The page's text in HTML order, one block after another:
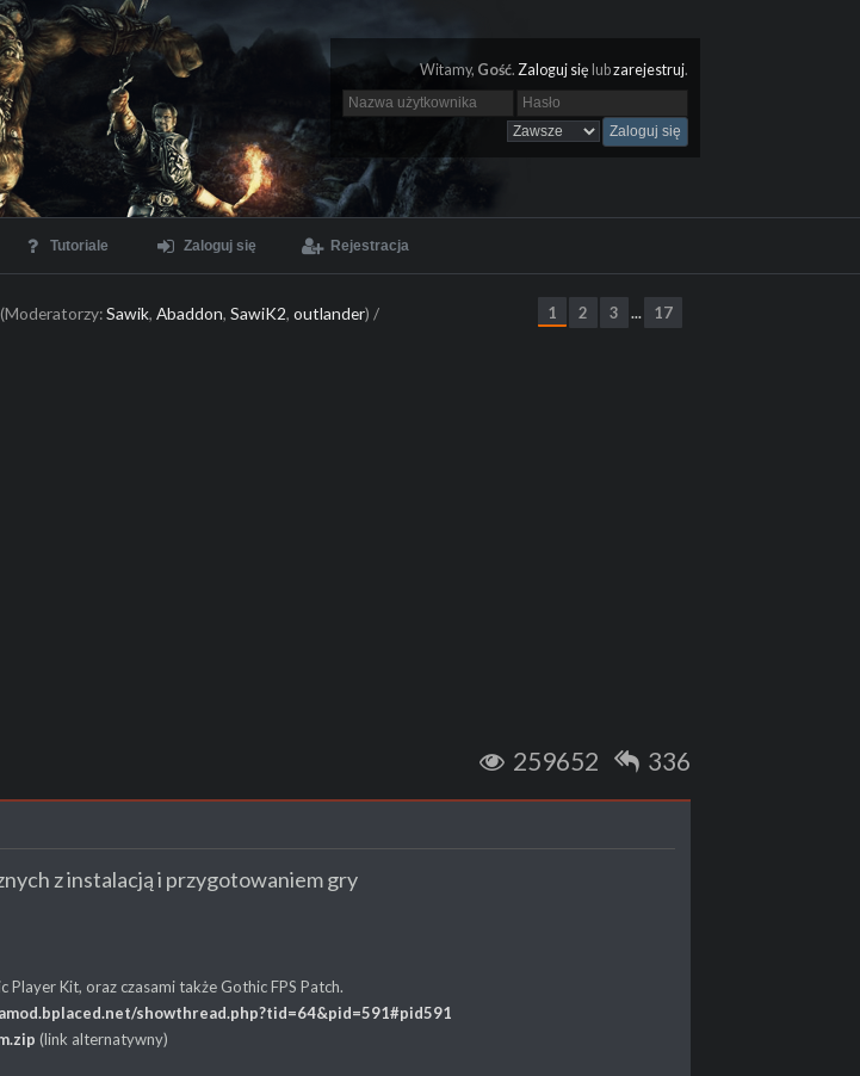
Witamy, Gość. Zaloguj się lubzarejestruj.
Tutoriale Zaloguj się Rejestracja
(Moderatorzy:Sawik,Abaddon,SawiK2,outlander) / 1 2 3 ... 17
259652 336
z instalacją i przygotowaniem gry
Kit, oraz czasami także Gothic FPS Patch.
showthread.php?tid=64&pid=591#pid591
(link alternatywny)